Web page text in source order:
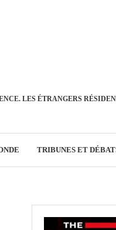
LES ÉTRANGERS
TRIBUNES ET